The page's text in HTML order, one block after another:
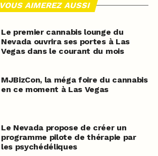
VOUS AIMEREZ AUSSI
Le premier cannabis lounge du
Nevada ouvrira ses portes à Las
Vegas dans le courant du mois
MJBizCon, la méga foire du cannabis
en ce moment à Las Vegas
Le Nevada propose de créer un
programme pilote de thérapie par
les psychédéliques